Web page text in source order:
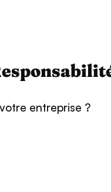
entreprise ?